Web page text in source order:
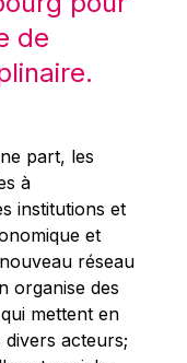
de
part, les
à
institutions et
et
réseau
organise des
mettent en
acteurs;